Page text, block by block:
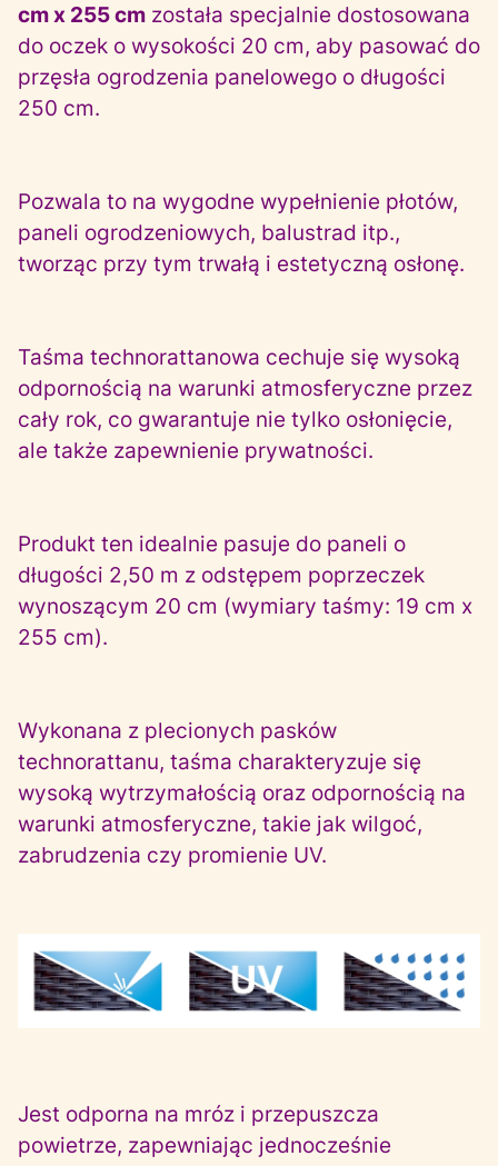
cm x 255 cm została specjalnie dostosowana
do oczek o wysokości 20 cm, aby pasować do
przęsła ogrodzenia panelowego o długości
250 cm.
Pozwala to na wygodne wypełnienie płotów,
paneli ogrodzeniowych, balustrad itp.,
tworząc przy tym trwałą i estetyczną osłonę.
Taśma technorattanowa cechuje się wysoką
odpornością na warunki atmosferyczne przez
cały rok, co gwarantuje nie tylko osłonięcie,
ale także zapewnienie prywatności.
Produkt ten idealnie pasuje do paneli o
długości 2,50 m z odstępem poprzeczek
wynoszącym 20 cm (wymiary taśmy: 19 cm x
255 cm).
Wykonana z plecionych pasków
technorattanu, taśma charakteryzuje się
wysoką wytrzymałością oraz odpornością na
warunki atmosferyczne, takie jak wilgoć,
zabrudzenia czy promienie UV.
Jest odporna na mróz i przepuszcza
powietrze, zapewniając jednocześnie